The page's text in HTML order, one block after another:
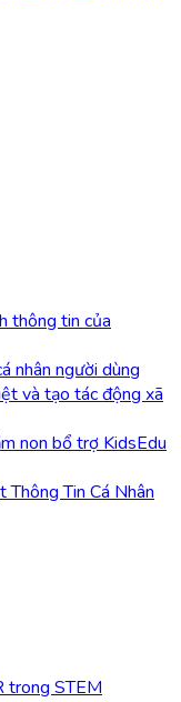
thông tin của
nhân người dùng
và tạo tác động xã
non bổ trợ KidsEdu
Tin Cá Nhân
trong STEM